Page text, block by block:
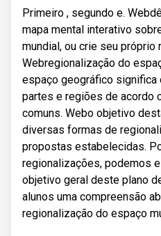
Primeiro , segundo e.
mapa mental interativo
mundial, ou crie seu próprio
Webregionalização do
espaço geográfico significa
partes e regiões de acordo
comuns. Webo objetivo
diversas formas de
propostas estabelecidas.
regionalizações, podemos
objetivo geral deste plano
alunos uma compreensão
regionalização do espaço